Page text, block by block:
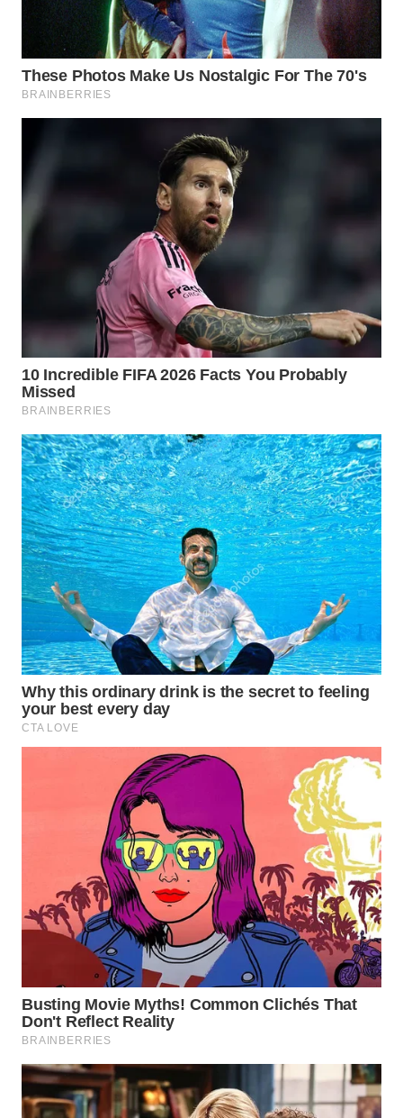
SERDANG
WN
TEBING
TINGGI
KARAWANG
BOGOR
WN
WN
TAPANULI
UTARA
WN
SAMOSIR
WN
PADANG
LAWAS
WN
SUMEDANG
KEPULAUAN
SERIBU
WN
TANGERANG
WN
BINJAI
WN
CIREBON